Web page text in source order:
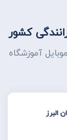
کشور
آموزشگاه
البرز